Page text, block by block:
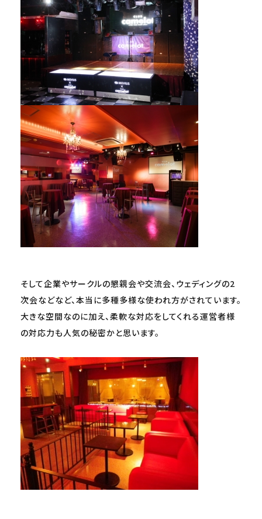
そして企業やサークルの懇親会や交流会、ウェディングの2
次会などなど、本当に多種多様な使われ方がされています。
大きな空間なのに加え、柔軟な対応をしてくれる運営者様
の対応力も人気の秘密かと思います。